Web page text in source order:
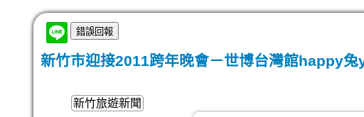
新竹市迎接2011跨年晚會－世博台灣館happy兔
新竹旅遊新聞